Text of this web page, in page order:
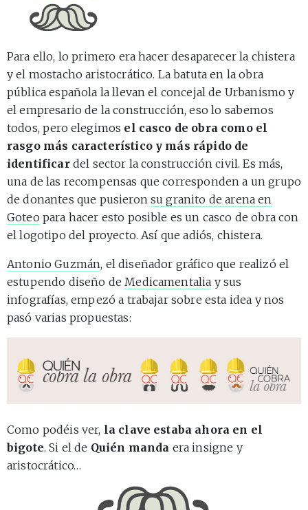
Para ello, lo primero era hacer desaparecer la chistera
y el mostacho aristocrático. La batuta en la obra
pública española la llevan el concejal de Urbanismo y
el empresario de la construcción, eso lo sabemos
todos, pero elegimos el casco de obra como el
rasgo más característico y más rápido de
identificardel sector la construcción civil. Es más,
una de las recompensas que corresponden a un grupo
de donantes que pusieronsu granito de arena en
Goteo para hacer esto posible es un casco de obra con
el logotipo del proyecto. Así que adiós, chistera.
Antonio Guzmán, el diseñador gráfico que realizó el
estupendo diseño de Medicamentalia y sus
infografías, empezó a trabajar sobre esta idea y nos
pasó varias propuestas:
Como podéis ver, la clave estaba ahora en el
bigote. Si el de Quién manda era insigne y
aristocrático…